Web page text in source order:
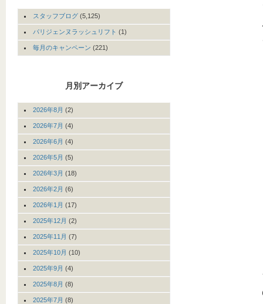
スタッフブログ (5,125)
パリジェンヌラッシュリフト (1)
毎月のキャンペーン (221)
月別アーカイブ
2026年8月 (2)
2026年7月 (4)
2026年6月 (4)
2026年5月 (5)
2026年3月 (18)
2026年2月 (6)
2026年1月 (17)
2025年12月 (2)
2025年11月 (7)
2025年10月 (10)
2025年9月 (4)
2025年8月 (8)
2025年7月 (8)